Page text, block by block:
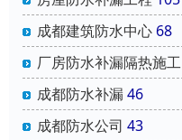
成都建筑防水中心 68
厂房防水补漏隔热施工
成都防水补漏46
成都防水公司 43